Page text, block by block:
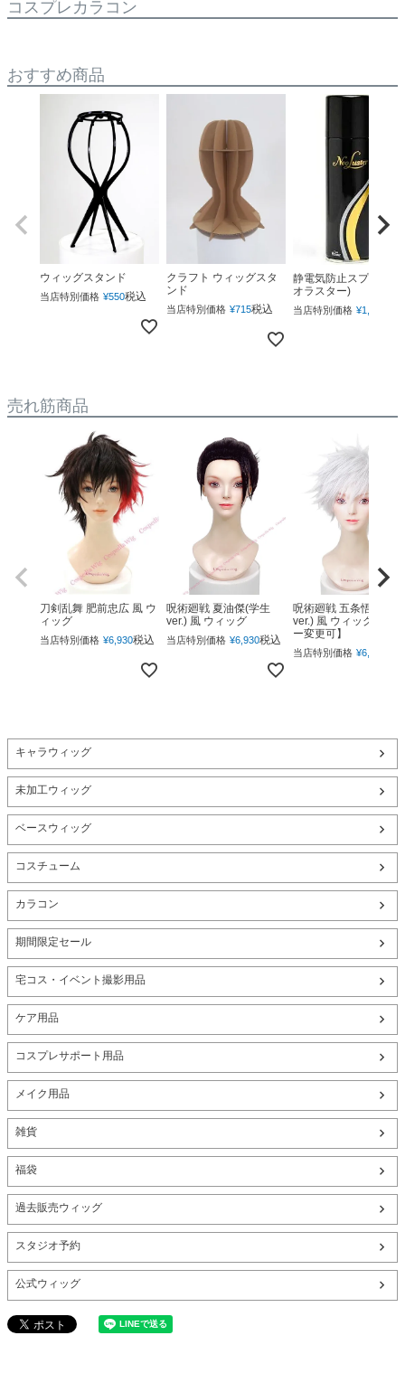
コスプレカラコン
おすすめ商品
ウィッグスタンド
当店特別価格 ¥550税込
クラフト ウィッグスタ
ンド
当店特別価格 ¥715税込
静電気防止スプレー(ネ
オラスター)
当店特別価格 ¥1,760
売れ筋商品
刀剣乱舞 肥前忠広 風 ウ
ィッグ
当店特別価格 ¥6,930税込
呪術廻戦 夏油傑(学生
ver.) 風 ウィッグ
当店特別価格 ¥6,930税込
呪術廻戦 五条悟(下ろ
ver.) 風 ウィッグ 【カ
ー変更可】
当店特別価格 ¥6,930
キャラウィッグ
未加工ウィッグ
ベースウィッグ
コスチューム
カラコン
期間限定セール
宅コス・イベント撮影用品
ケア用品
コスプレサポート用品
メイク用品
雑貨
福袋
過去販売ウィッグ
スタジオ予約
公式ウィッグ